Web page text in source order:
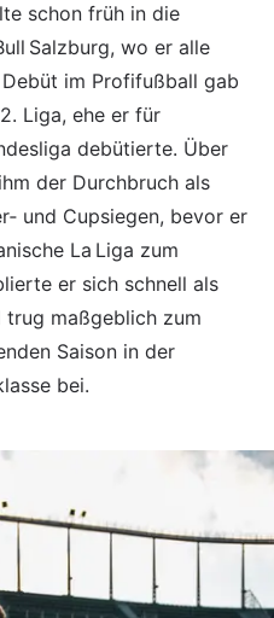
schon früh in die
Salzburg, wo er alle
im Profifußball gab
Liga, ehe er für
debütierte. Über
der Durchbruch als
und Cupsiegen, bevor er
La Liga zum
er sich schnell als
trug maßgeblich zum
Saison in der
bei.